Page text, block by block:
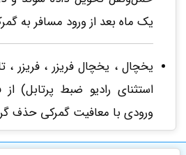
یک ماه بعد از ورود مسافر به
یخچال ، یخچال فریزر ، فریزر ،
استثنای رادیو ضبط پرتابل)
ورودی با معافیت گمرکی حذف